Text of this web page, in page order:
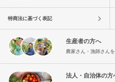
特商法に基づく表記
生産者の方へ
農家さん・漁師さん
法人・自治体の方